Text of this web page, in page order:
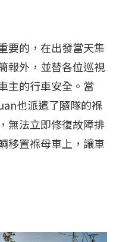
要的，在出發當天集
報外，並替各位巡視
主的行車安全。當
也派遣了隨隊的褓
無法立即修復故障排
移置褓母車上，讓車